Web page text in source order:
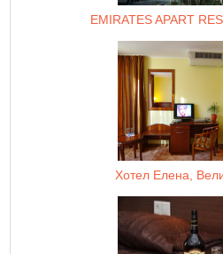
EMIRATES APART
Хотел Елена,